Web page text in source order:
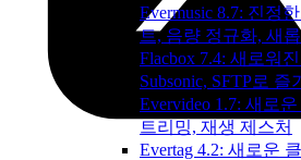
Evermusic 8.7: 진정
트, 음량 정규화, 새
Flacbox 7.4: 새로워
Subsonic, SFTP로
Evervideo 1.7: 새로
트리밍, 재생 제스처
Evertag 4.2: 새로운